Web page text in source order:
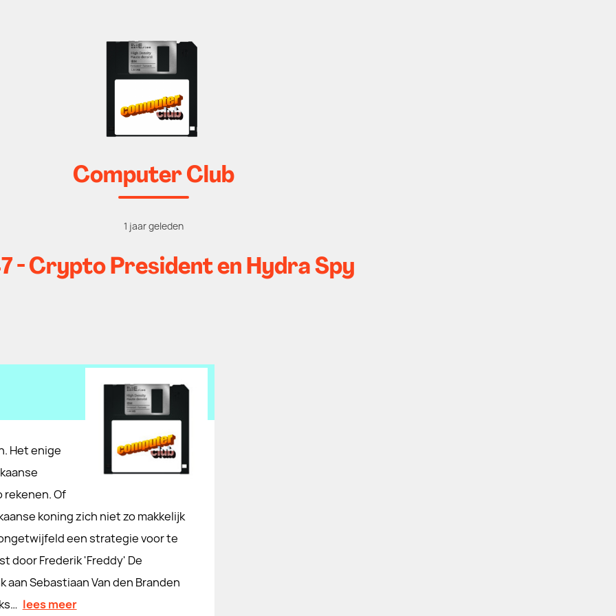
Computer Club
1 jaar geleden
- Crypto President en Hydra Spy
Het enige
rekenen. Of
koning zich niet zo makkelijk
een strategie voor te
door Frederik 'Freddy' De
aan Sebastiaan Van den Branden
lees meer